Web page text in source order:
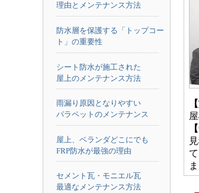
理由とメンテナンス方法
防水層を保護する「トップコー
ト」の重要性
シート防水が施工された
屋上のメンテナンス方法
雨漏り原因となりやすい
パラペットのメンテナンス
屋上、ベランダどこにでも
FRP防水が最強の理由
セメント瓦・モニエル瓦
最適なメンテナンス方法